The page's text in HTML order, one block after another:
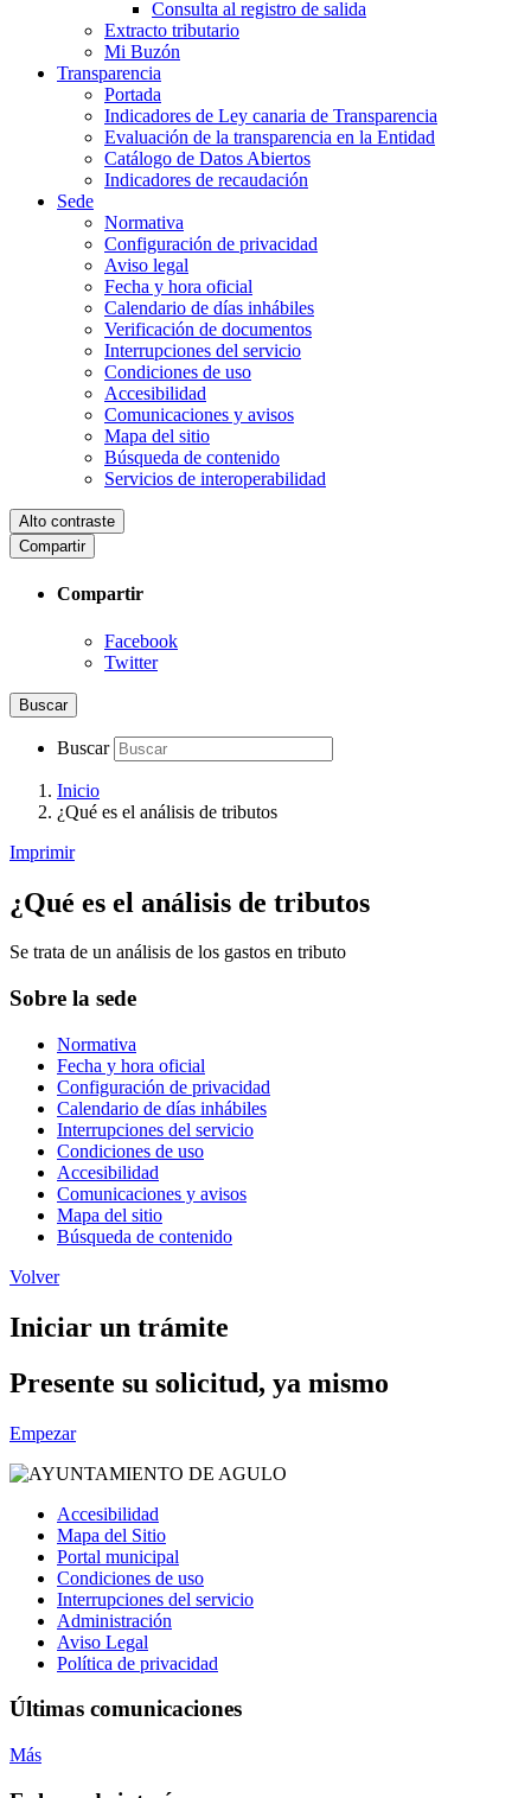
Consulta al registro de salida
Extracto tributario
Mi Buzón
Transparencia
Portada
Indicadores de Ley canaria de Transparencia
Evaluación de la transparencia en la Entidad
Catálogo de Datos Abiertos
Indicadores de recaudación
Sede
Normativa
Configuración de privacidad
Aviso legal
Fecha y hora oficial
Calendario de días inhábiles
Verificación de documentos
Interrupciones del servicio
Condiciones de uso
Accesibilidad
Comunicaciones y avisos
Mapa del sitio
Búsqueda de contenido
Servicios de interoperabilidad
Alto contraste
Compartir
Compartir
Facebook
Twitter
Buscar
Buscar
Inicio
¿Qué es el análisis de tributos
Imprimir
¿Qué es el análisis de tributos
Se trata de un análisis de los gastos en tributo
Sobre la sede
Normativa
Fecha y hora oficial
Configuración de privacidad
Calendario de días inhábiles
Interrupciones del servicio
Condiciones de uso
Accesibilidad
Comunicaciones y avisos
Mapa del sitio
Búsqueda de contenido
Volver
Iniciar un trámite
Presente su solicitud, ya mismo
Empezar
Accesibilidad
Mapa del Sitio
Portal municipal
Condiciones de uso
Interrupciones del servicio
Administración
Aviso Legal
Política de privacidad
Últimas comunicaciones
Más